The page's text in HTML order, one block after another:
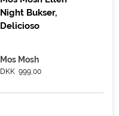
Night Bukser,
Delicioso
Mos Mosh
DKK 999,00